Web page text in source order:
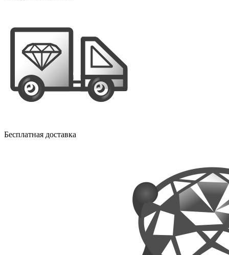
Бесплатная доставка